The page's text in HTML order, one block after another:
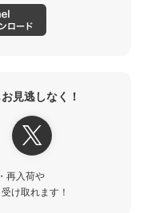
見逃しなく！
再入荷や
け取れます！